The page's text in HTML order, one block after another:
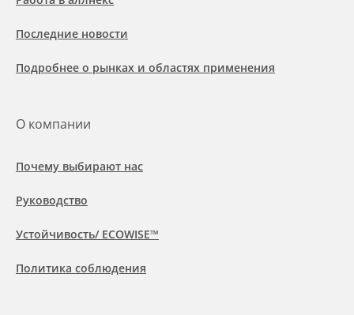
Последние новости
Подробнее о рынках и областях применения
О компании
Почему выбирают нас
Руководство
Устойчивость/ ECOWISE™
Политика соблюдения